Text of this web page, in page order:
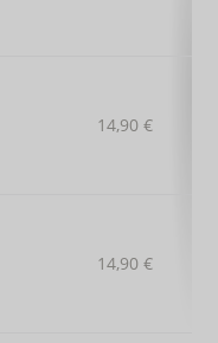
14,90 €
14,90 €